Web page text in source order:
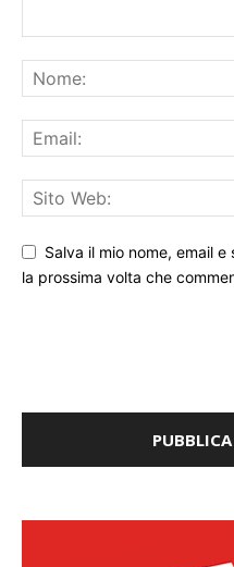
Salva il mio nome, email
la prossima volta che